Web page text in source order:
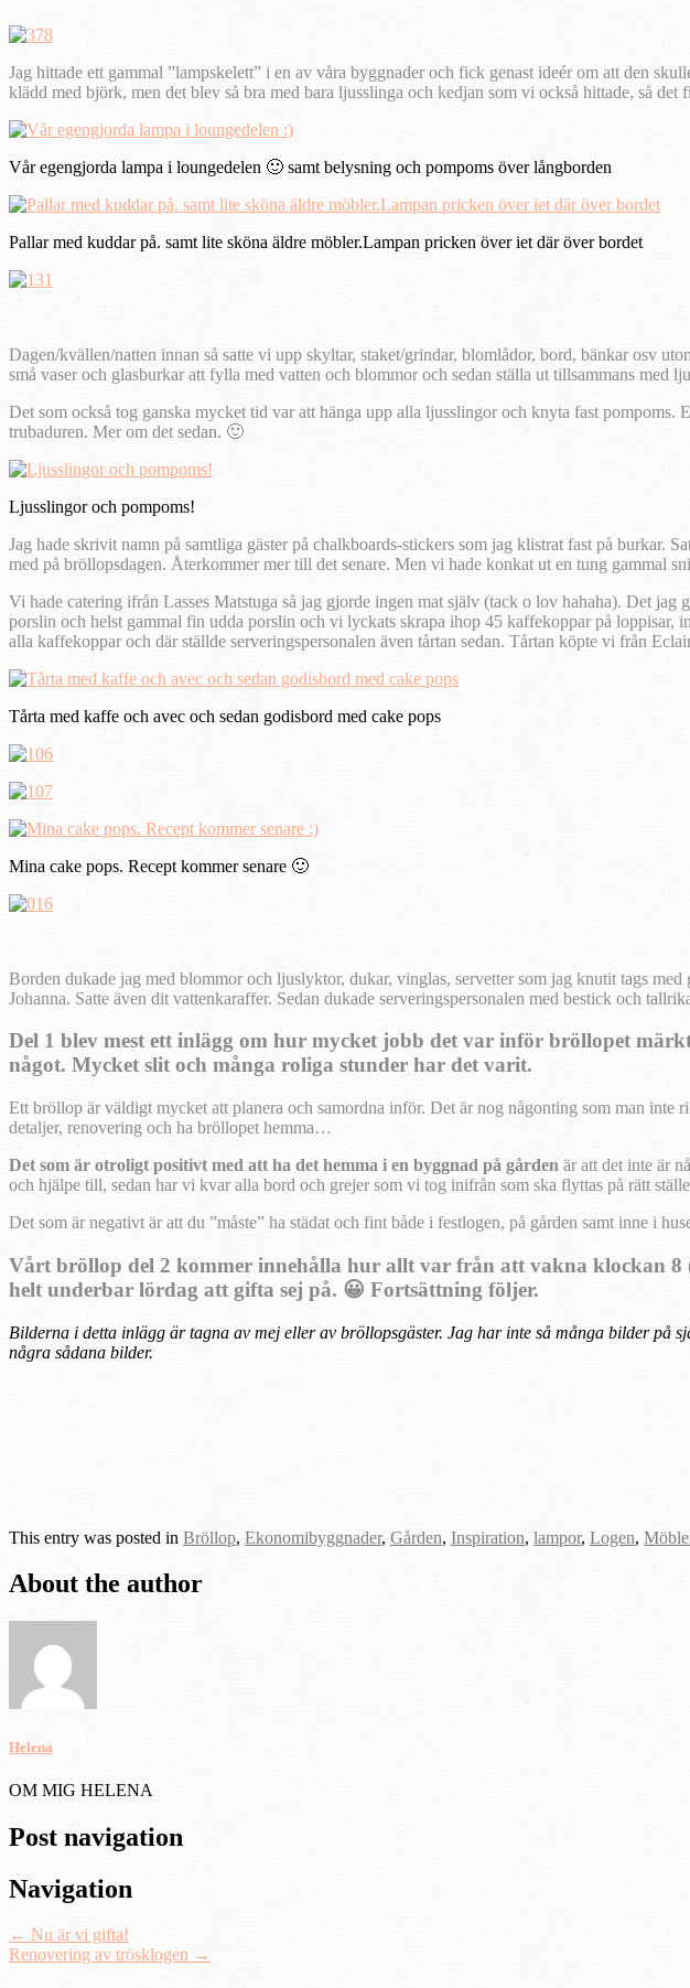
Jag hittade ett gammal ”lampskelett” i en av våra byggnader och fick genast ideér om att den
klädd med björk, men det blev så bra med bara ljusslinga och kedjan som vi också hittade, så det
Vår egengjorda lampa i loungedelen 🙂 samt belysning och pompoms över långborden
Pallar med kuddar på. samt lite sköna äldre möbler.Lampan pricken över iet där över bordet
Dagen/kvällen/natten innan så satte vi upp skyltar, staket/grindar, blomlådor, bord, bänkar osv
små vaser och glasburkar att fylla med vatten och blommor och sedan ställa ut tillsammans med
Det som också tog ganska mycket tid var att hänga upp alla ljusslingor och knyta fast
trubaduren. Mer om det sedan. 🙂
Ljusslingor och pompoms!
Jag hade skrivit namn på samtliga gäster på chalkboards-stickers som jag klistrat fast på
med på bröllopsdagen. Återkommer mer till det senare. Men vi hade konkat ut en tung gammal
Vi hade catering ifrån Lasses Matstuga så jag gjorde ingen mat själv (tack o lov hahaha). Det
porslin och helst gammal fin udda porslin och vi lyckats skrapa ihop 45 kaffekoppar på loppisar,
alla kaffekoppar och där ställde serveringspersonalen även tårtan sedan. Tårtan köpte vi från
Tårta med kaffe och avec och sedan godisbord med cake pops
Mina cake pops. Recept kommer senare 🙂
Borden dukade jag med blommor och ljuslyktor, dukar, vinglas, servetter som jag knutit tags
Johanna. Satte även dit vattenkaraffer. Sedan dukade serveringspersonalen med bestick och
Del 1 blev mest ett inlägg om hur mycket jobb det var inför bröllopet
något. Mycket slit och många roliga stunder har det varit.
Ett bröllop är väldigt mycket att planera och samordna inför. Det är nog någonting som man
detaljer, renovering och ha bröllopet hemma…
Det som är otroligt positivt med att ha det hemma i en byggnad på gården är att det inte är
och hjälpe till, sedan har vi kvar alla bord och grejer som vi tog inifrån som ska flyttas på rätt
Det som är negativt är att du ”måste” ha städat och fint både i festlogen, på gården samt inne i
Vårt bröllop del 2 kommer innehålla hur allt var från att vakna klockan 8
helt underbar lördag att gifta sej på. 😀 Fortsättning följer.
Bilderna i detta inlägg är tagna av mej eller av bröllopsgäster. Jag har inte så många bilder
några sådana bilder.
This entry was posted in Bröllop, Ekonomibyggnader, Gården, Inspiration, lampor, Logen,
About the author
Helena
OM MIG HELENA
Post navigation
Navigation
← Nu är vi gifta!
Renovering av trösklogen →